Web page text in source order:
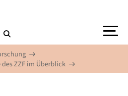
ZZF im Überblick